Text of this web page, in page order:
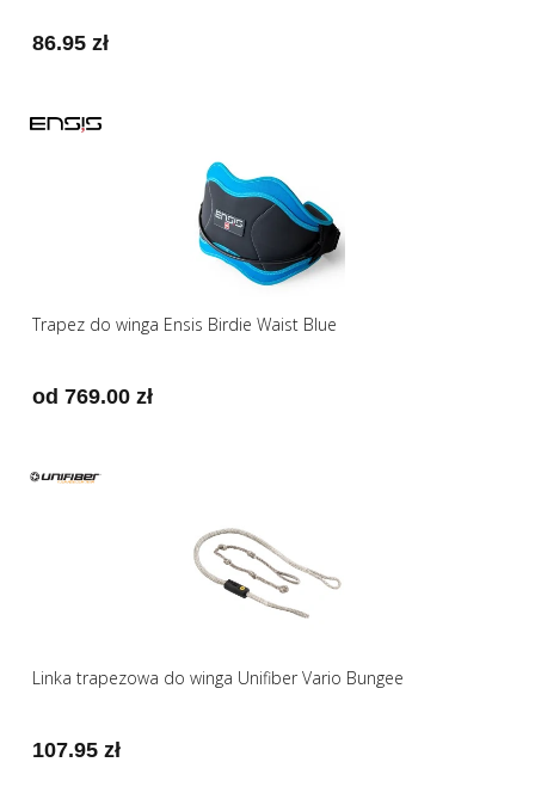
86.95 zł
Trapez do winga Ensis Birdie Waist Blue
od 769.00 zł
Linka trapezowa do winga Unifiber Vario Bungee
107.95 zł